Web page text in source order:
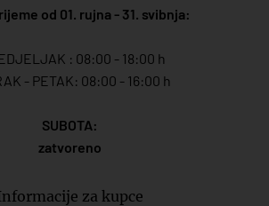
od 01. rujna - 31. svibnja:
: 08:00 - 18:00 h
- PETAK: 08:00 - 16:00 h
SUBOTA:
zatvoreno
za kupce